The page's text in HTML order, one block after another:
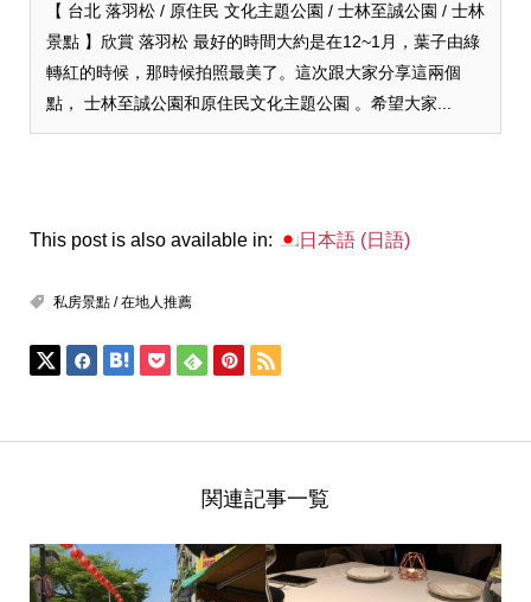
【 台北 落羽松 / 原住民 文化主題公園 / 士林至誠公園 / 士林
景點 】欣賞 落羽松 最好的時間大約是在12~1月，葉子由綠
轉紅的時候，那時候拍照最美了。這次跟大家分享這兩個
點， 士林至誠公園和原住民文化主題公園 。希望大家...
This post is also available in: 日本語(日語)
私房景點 / 在地人推薦
関連記事一覧